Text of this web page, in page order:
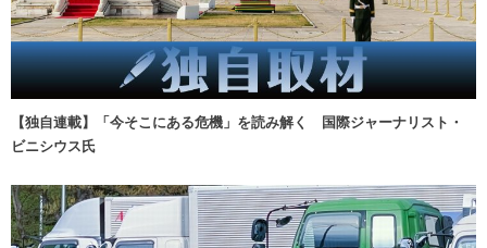
【独自連載】「今そこにある危機」を読み解く 国際ジャーナリスト・
ビニシウス氏